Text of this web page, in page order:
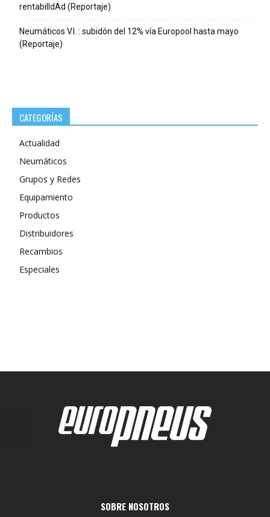
rentabilIdAd (Reportaje)
Neumáticos V.I. : subidón del 12% vía Europool hasta mayo
(Reportaje)
CATEGORÍAS
Actualidad
Neumáticos
Grupos y Redes
Equipamiento
Productos
Distribuidores
Recambios
Especiales
SOBRE NOSOTROS